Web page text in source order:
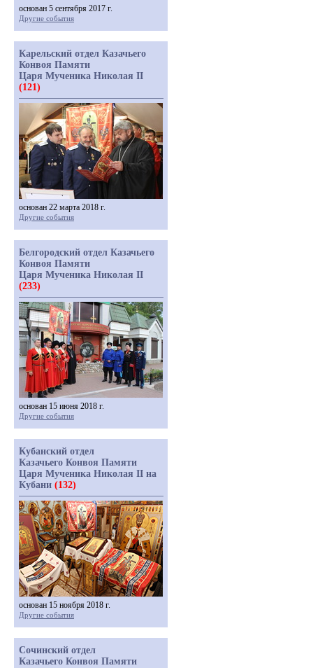
основан 5 сентября 2017 г.
Другие события
Карельский отдел Казачьего
Конвоя Памяти
Царя Мученика Николая II
(121)
основан 22 марта 2018 г.
Другие события
Белгородский отдел Казачьего
Конвоя Памяти
Царя Мученика Николая II
(233)
основан 15 июня 2018 г.
Другие события
Кубанский отдел
Казачьего Конвоя Памяти
Царя Мученика Николая II на
Кубани (132)
основан 15 ноября 2018 г.
Другие события
Сочинский отдел
Казачьего Конвоя Памяти